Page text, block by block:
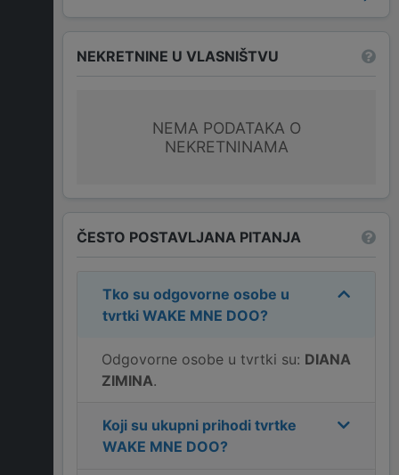
NEKRETNINE U VLASNIŠTVU
NEMA PODATAKA O
NEKRETNINAMA
ČESTO POSTAVLJANA PITANJA
Tko su odgovorne osobe u
tvrtki WAKE MNE DOO?
Odgovorne osobe u tvrtki su: DIANA
ZIMINA.
Koji su ukupni prihodi tvrtke
WAKE MNE DOO?